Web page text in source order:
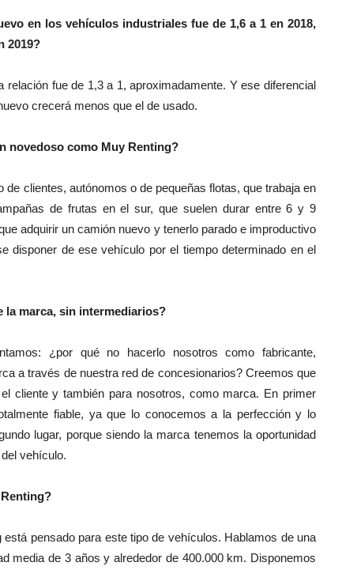
en los vehículos industriales fue de 1,6 a 1 en 2018,
2019?
fue de 1,3 a 1, aproximadamente. Y ese diferencial
crecerá menos que el de usado.
novedoso como Muy Renting?
clientes, autónomos o de pequeñas flotas, que trabaja en
de frutas en el sur, que suelen durar entre 6 y 9
adquirir un camión nuevo y tenerlo parado e improductivo
disponer de ese vehículo por el tiempo determinado en el
la marca, sin intermediarios?
¿por qué no hacerlo nosotros como fabricante,
a través de nuestra red de concesionarios? Creemos que
cliente y también para nosotros, como marca. En primer
fiable, ya que lo conocemos a la perfección y lo
lugar, porque siendo la marca tenemos la oportunidad
vehículo.
pensado para este tipo de vehículos. Hablamos de una
media de 3 años y alrededor de 400.000 km. Disponemos